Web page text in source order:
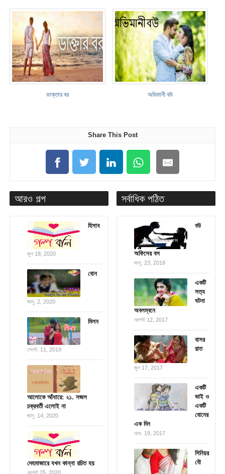
ডাক্তার বর অভিমানী বউ
Share This Post
আরও গল্প
হিসাব
জুন 18, 2020
বোন
জানু. 2, 2020
মিলন
সেপ্টে. 11, 2019
আলোকে আঁধারে: ২১. সজল
চক্রবর্তী এলোই না
জানু. 14, 2020
দেহমাজারে যখন কান্না রচিত হয়
আগস্ট 25, 2020
সর্বাধিক পঠিত
বউ
অফিসের বস
জানু. 23, 2018
একটি
সত্য
ঘটনা
অবলম্বনে
আগস্ট 12, 2017
বাসর
রাত
জুন 17, 2017
একটি
ভাই ও
একটি
বোনের
এক দিন
নভে. 19, 2017
সিনিয়র
বৌ